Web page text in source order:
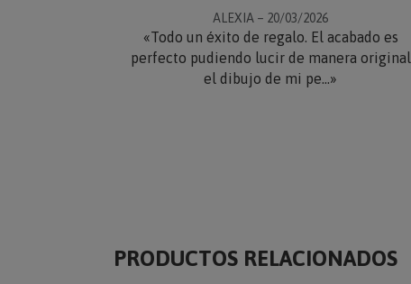
ALEXIA – 20/03/2026
«Todo un éxito de regalo. El acabado es
perfecto pudiendo lucir de manera original
el dibujo de mi pe...»
PRODUCTOS RELACIONADOS